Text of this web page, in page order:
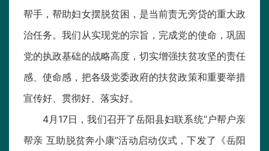
帮手，帮助妇女摆脱贫困，是当前责无旁贷的重大政
治任务。我们从实现党的宗旨，完成党的使命，巩固
党的执政基础的战略高度，切实增强扶贫攻坚的责任
感、使命感，把各级党委政府的扶贫政策和重要举措
宣传好、贯彻好、落实好。
4月17日，我们召开了岳阳县妇联系统“户帮户亲
帮亲 互助脱贫奔小康”活动启动仪式，下发了《岳阳